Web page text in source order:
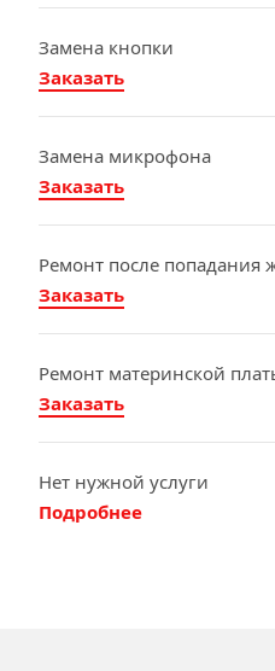
Замена кнопки
Заказать
Замена микрофона
Заказать
Ремонт после попадания
Заказать
Ремонт материнской
Заказать
Нет нужной услуги
Подробнее